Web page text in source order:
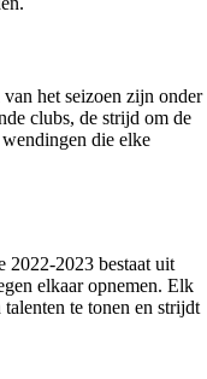
het seizoen zijn onder
clubs, de strijd om de
die elke
2022-2023 bestaat uit
elkaar opnemen. Elk
te tonen en strijdt